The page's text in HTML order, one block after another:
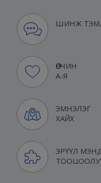
ШИНЖ
ӨВЧИН
А-Я
ЭМНЭЛЭГ
ХАЙХ
ЭРҮҮЛ